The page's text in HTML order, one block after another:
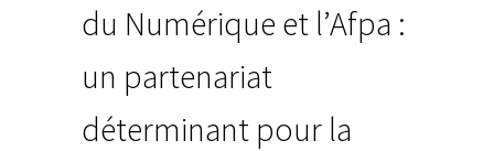
du Numérique et l’Afpa :
un partenariat
déterminant pour la